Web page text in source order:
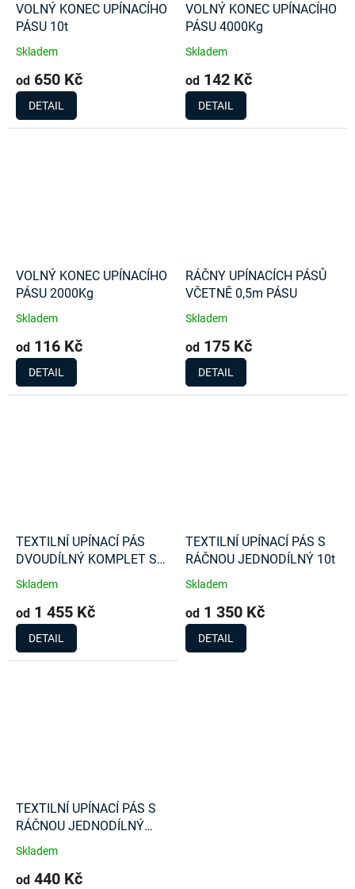
VOLNÝ KONEC UPÍNACÍHO
PÁSU 10t
Skladem
od 650 Kč
DETAIL
VOLNÝ KONEC UPÍNACÍHO
PÁSU 4000Kg
Skladem
od 142 Kč
DETAIL
VOLNÝ KONEC UPÍNACÍHO
PÁSU 2000Kg
Skladem
od 116 Kč
DETAIL
RÁČNY UPÍNACÍCH PÁSŮ
VČETNĚ 0,5m PÁSU
Skladem
od 175 Kč
DETAIL
TEXTILNÍ UPÍNACÍ PÁS
DVOUDÍLNÝ KOMPLET S
RÁČNOU 10t
Skladem
od 1 455 Kč
DETAIL
TEXTILNÍ UPÍNACÍ PÁS S
RÁČNOU JEDNODÍLNÝ 10t
Skladem
od 1 350 Kč
DETAIL
TEXTILNÍ UPÍNACÍ PÁS S
RÁČNOU JEDNODÍLNÝ
5000Kg
Skladem
od 440 Kč